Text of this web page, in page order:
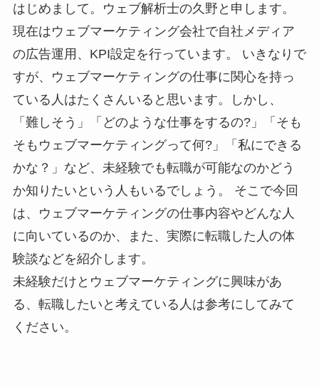
はじめまして。ウェブ解析士の久野と申します。
現在はウェブマーケティング会社で自社メディア
の広告運用、KPI設定を行っています。 いきなりで
すが、ウェブマーケティングの仕事に関心を持っ
ている人はたくさんいると思います。しかし、
「難しそう」「どのような仕事をするの?」「そも
そもウェブマーケティングって何?」「私にできる
かな？」など、未経験でも転職が可能なのかどう
か知りたいという人もいるでしょう。 そこで今回
は、ウェブマーケティングの仕事内容やどんな人
に向いているのか、また、実際に転職した人の体
験談などを紹介します。
未経験だけとウェブマーケティングに興味があ
る、転職したいと考えている人は参考にしてみて
ください。